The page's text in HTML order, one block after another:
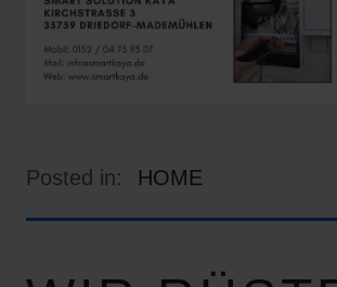
Posted in: HOME